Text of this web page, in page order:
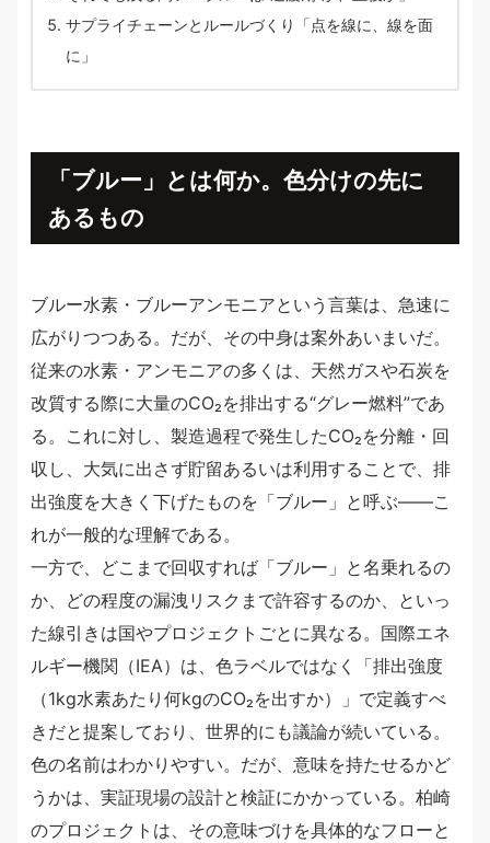
サプライチェーンとルールづくり「点を線に、線を面
に」
「ブルー」とは何か。色分けの先に
あるもの
ブルー水素・ブルーアンモニアという言葉は、急速に
広がりつつある。だが、その中身は案外あいまいだ。
従来の水素・アンモニアの多くは、天然ガスや石炭を
改質する際に大量のCO₂を排出する“グレー燃料”であ
る。これに対し、製造過程で発生したCO₂を分離・回
収し、大気に出さず貯留あるいは利用することで、排
出強度を大きく下げたものを「ブルー」と呼ぶ——こ
れが一般的な理解である。
一方で、どこまで回収すれば「ブルー」と名乗れるの
か、どの程度の漏洩リスクまで許容するのか、といっ
た線引きは国やプロジェクトごとに異なる。国際エネ
ルギー機関（IEA）は、色ラベルではなく「排出強度
（1kg水素あたり何kgのCO₂を出すか）」で定義すべ
きだと提案しており、世界的にも議論が続いている。
色の名前はわかりやすい。だが、意味を持たせるかど
うかは、実証現場の設計と検証にかかっている。柏崎
のプロジェクトは、その意味づけを具体的なフローと